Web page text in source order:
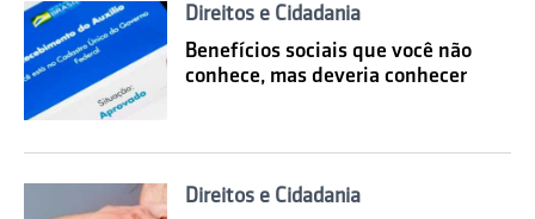
Direitos e Cidadania
Benefícios sociais que você não
conhece, mas deveria conhecer
Direitos e Cidadania